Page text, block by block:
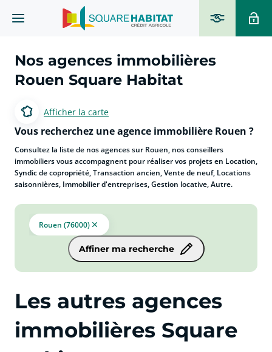
Nos agences immobilières
Rouen Square Habitat
Afficher la carte
Vous recherchez une agence immobilière Rouen ?
Consultez la liste de nos agences sur Rouen, nos conseillers
immobiliers vous accompagnent pour réaliser vos projets en Location,
Syndic de copropriété, Transaction ancien, Vente de neuf, Locations
saisonnières, Immobilier d'entreprises, Gestion locative, Autre.
Rouen (76000)
Affiner ma recherche
Les autres agences
immobilières Square